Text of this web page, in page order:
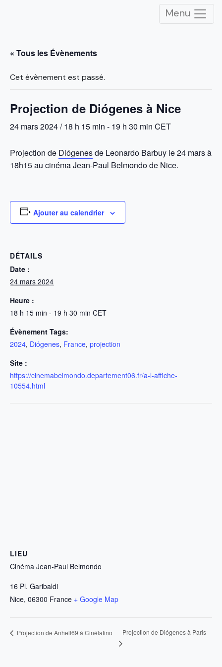
Menu
« Tous les Évènements
Cet évènement est passé.
Projection de Diógenes à Nice
24 mars 2024 / 18 h 15 min - 19 h 30 min CET
Projection de Diógenesde Leonardo Barbuy le 24 mars à
18h15 au cinéma Jean-Paul Belmondo de Nice.
Ajouter au calendrier
DÉTAILS
Date :
24 mars 2024
Heure :
18 h 15 min - 19 h 30 min CET
Évènement Tags:
2024, Diógenes, France, projection
Site :
https://cinemabelmondo.departement06.fr/a-l-affiche-
10554.html
LIEU
Cinéma Jean-Paul Belmondo
16 Pl. Garibaldi
Nice, 06300 France + Google Map
Projection de Anhell69 à Cinélatino Projection de Diógenes à Paris